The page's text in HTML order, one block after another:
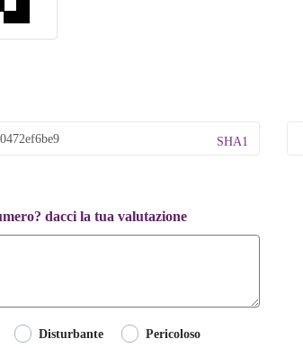
SHA1
dacci la tua valutazione
Disturbante
Pericoloso